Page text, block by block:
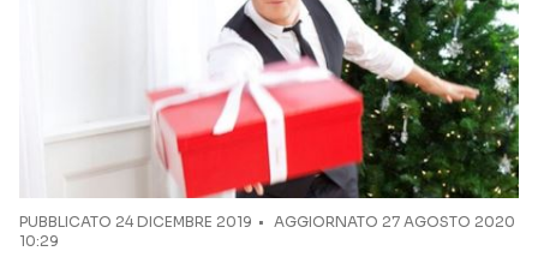
PUBBLICATO 24 DICEMBRE 2019
AGGIORNATO 27 AGOSTO 2020
10:29